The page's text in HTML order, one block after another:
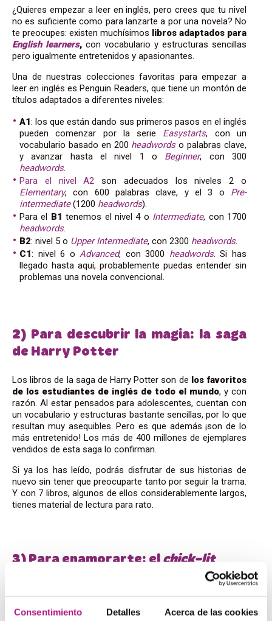
Consentimiento Detalles Acerca de las cookies
¿Quieres empezar a leer en inglés, pero crees que tu nivel
no es suficiente como para lanzarte a por una novela? No
te preocupes: existen muchísimos libros adaptados para
English learners, con vocabulario y estructuras sencillas
pero igualmente entretenidos y apasionantes.
Una de nuestras colecciones favoritas para empezar a
leer en inglés es Penguin Readers, que tiene un montón de
títulos adaptados a diferentes niveles:
A1: los que están dando sus primeros pasos en el inglés
pueden comenzar por la serie Easystarts, con un
vocabulario basado en 200 headwordso palabras clave,
y avanzar hasta el nivel 1 o Beginner, con 300
headwords.
Para el nivel A2 son adecuados los niveles 2 o
Elementary, con 600 palabras clave, y el 3 o Pre-
intermediate(1200 headwords).
Para el B1 tenemos el nivel 4 o Intermediate, con 1700
headwords.
B2: nivel 5 o Upper Intermediate, con 2300 headwords.
C1: nivel 6 o Advanced, con 3000 headwords. Si has
llegado hasta aquí, probablemente puedas entender sin
problemas una novela convencional.
2) Para descubrir la magia: la saga
de Harry Potter
Los libros de la saga de Harry Potter son de los favoritos
de los estudiantes de inglés de todo el mundo, y con
razón. Al estar pensados para adolescentes, cuentan con
un vocabulario y estructuras bastante sencillas, por lo que
resultan muy asequibles. Pero es que además ¡son de lo
más entretenido! Los más de 400 millones de ejemplares
vendidos de esta saga lo confirman.
Si ya los has leído, podrás disfrutar de sus historias de
nuevo sin tener que preocuparte tanto por seguir la trama.
Y con 7 libros, algunos de ellos considerablemente largos,
tienes material de lectura para rato.
3) Para enamorarte: el chick-lit
” es un género que
se ha puesto de moda en el mercado inglés en los últimos
años. Para entendernos, son como las novelas rosa de tu